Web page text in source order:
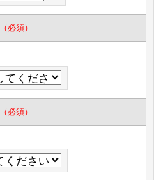
（必須）
（必須）